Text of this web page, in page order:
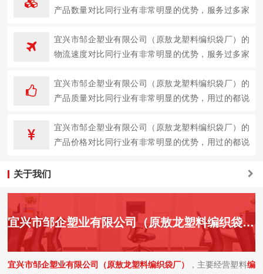
产品数量对比同行业有非常明显的优势，服务过多家
宜兴市邹企塑业有限公司（原敖龙塑料编织袋厂）的
物流速度对比同行业有非常明显的优势，服务过多家
宜兴市邹企塑业有限公司（原敖龙塑料编织袋厂）的
产品质量对比同行业有非常明显的优势，用过的都说
宜兴市邹企塑业有限公司（原敖龙塑料编织袋厂）的
产品价格对比同行业有非常明显的优势，用过的都说
关于我们
宜兴市邹企塑业有限公司（原敖龙塑料编织袋厂）简介
宜兴市邹企塑业有限公司（原敖龙塑料编织袋厂） ，主要经营塑料编